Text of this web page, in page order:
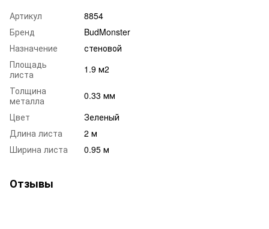
Артикул
8854
Бренд
BudMonster
Назначение
стеновой
Площадь
листа
1.9 м2
Толщина
металла
0.33 мм
Цвет
Зеленый
Длина листа
2 м
Ширина листа
0.95 м
Отзывы